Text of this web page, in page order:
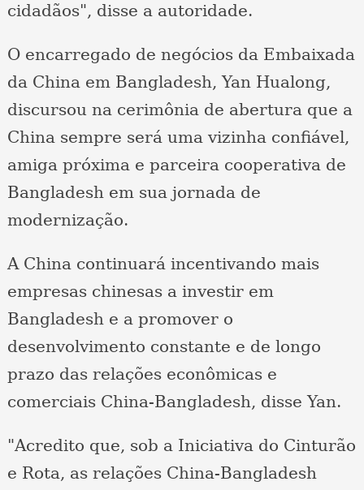
cidadãos", disse a autoridade.
O encarregado de negócios da Embaixada
da China em Bangladesh, Yan Hualong,
discursou na cerimônia de abertura que a
China sempre será uma vizinha confiável,
amiga próxima e parceira cooperativa de
Bangladesh em sua jornada de
modernização.
A China continuará incentivando mais
empresas chinesas a investir em
Bangladesh e a promover o
desenvolvimento constante e de longo
prazo das relações econômicas e
comerciais China-Bangladesh, disse Yan.
"Acredito que, sob a Iniciativa do Cinturão
e Rota, as relações China-Bangladesh